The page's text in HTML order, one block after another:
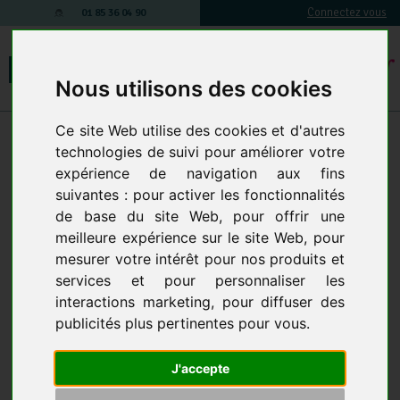
Nous utilisons des cookies
Ce site Web utilise des cookies et d'autres
technologies de suivi pour améliorer votre
expérience de navigation aux fins
suivantes : pour activer les fonctionnalités
de base du site Web, pour offrir une
meilleure expérience sur le site Web, pour
mesurer votre intérêt pour nos produits et
services et pour personnaliser les
interactions marketing, pour diffuser des
publicités plus pertinentes pour vous.
J'accepte
01 85 36 04 90 Connectez vous
Mentions légales
Mentions légales
Clean Market
Vente de produits et matériels d'entretien sur internet.
SARL au capital de 151 800.00€€
Téléphone : 01 85 36 04 90
NAF : 4791B
N° de TVA INTRACOMMUNAUTAIRE:FR509535282
Siret : 50953528200024
Contact:service.client@cleanmarket.fr